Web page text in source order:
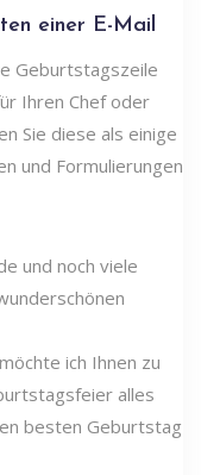
einer E-Mail
Geburtstagszeile
Ihren Chef oder
Sie diese als einige
und Formulierungen
und noch viele
ich Ihnen zu
alles
besten Geburtstag